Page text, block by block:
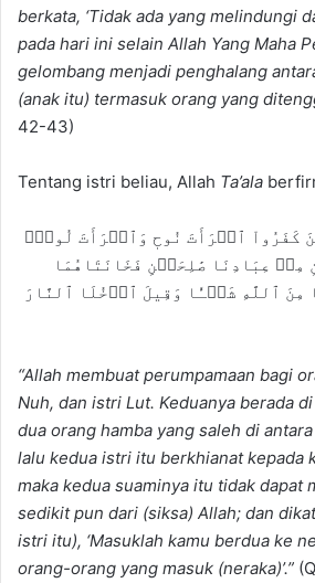
berkata, ‘Tidak ada yang melindungi
pada hari ini selain Allah Yang Maha
gelombang menjadi penghalang
(anak itu) termasuk orang yang
42-43)
Tentang istri beliau, Allah Ta’ala
كَفَرُواْ ٱمۡرَأَتَ نُوحٖ وَٱمۡرَأَتَ لُوطٖۖ
عِبَادِنَا صَٰلِحَيۡنِ فَخَانَتَاهُمَا
ٱللَّهِ شَيۡـٔٗا وَقِيلَ ٱدۡخُلَا ٱلنَّارَ
“Allah membuat perumpamaan bagi
Nuh, dan istri Lut. Keduanya berada
dua orang hamba yang saleh di
lalu kedua istri itu berkhianat kepada
maka kedua suaminya itu tidak dapat
sedikit pun dari (siksa) Allah; dan
istri itu), ‘Masuklah kamu berdua ke
orang-orang yang masuk (neraka)’.”